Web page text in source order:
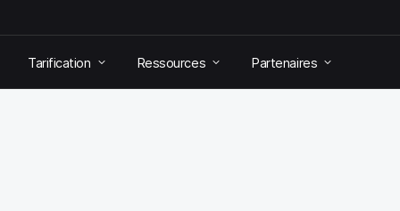
Tarification Ressources Partenaires